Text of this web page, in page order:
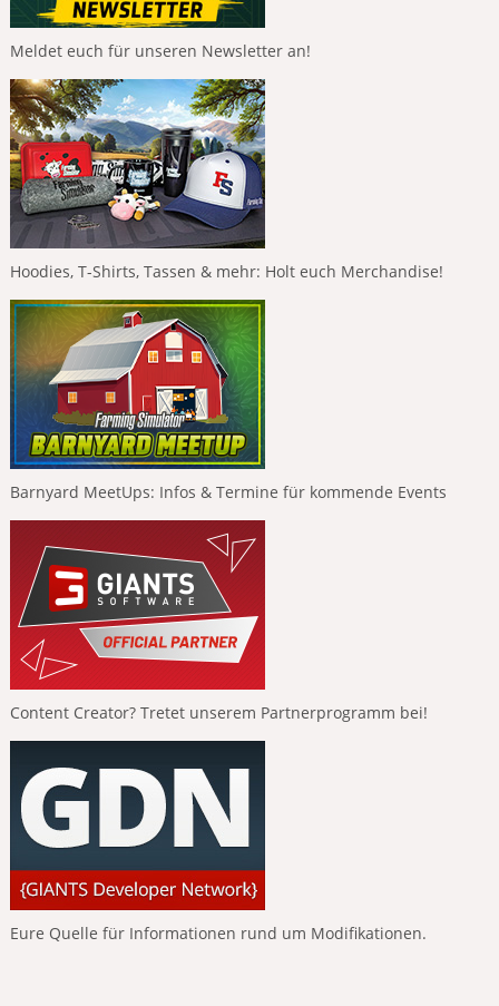
Meldet euch für unseren Newsletter an!
Hoodies, T-Shirts, Tassen & mehr: Holt euch Merchandise!
Barnyard MeetUps: Infos & Termine für kommende Events
Content Creator? Tretet unserem Partnerprogramm bei!
Eure Quelle für Informationen rund um Modifikationen.